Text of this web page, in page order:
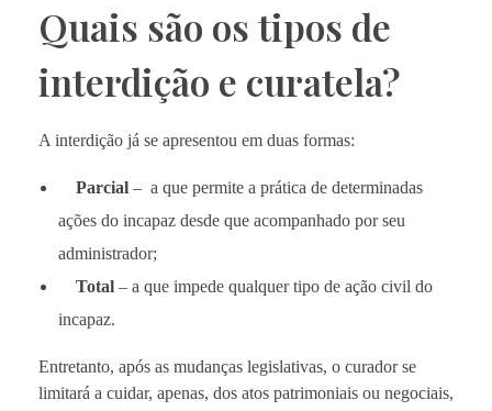
Quais são os tipos de
interdição e curatela?
A interdição já se apresentou em duas formas:
Parcial– a que permite a prática de determinadas
ações do incapaz desde que acompanhado por seu
administrador;
Total– a que impede qualquer tipo de ação civil do
incapaz.
Entretanto, após as mudanças legislativas, o curador se
limitará a cuidar, apenas, dos atos patrimoniais ou negociais,